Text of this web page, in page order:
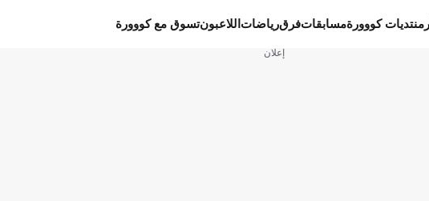
منتديات كووورةمسابقاتفرقرياضات اللاعبونتسوق مع كووورة
إعلان